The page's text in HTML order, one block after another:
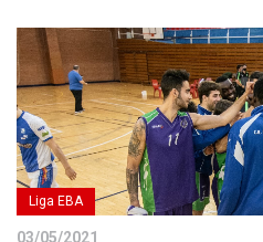
Liga EBA
03/05/2021